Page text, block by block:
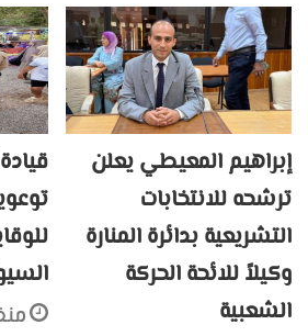
إبراهيم المعيطي يعلن
ترشحه للانتخابات
التشريعية بدائرة المنارة
وكيلاً للائحة الحركة
الشعبية
منذ 5